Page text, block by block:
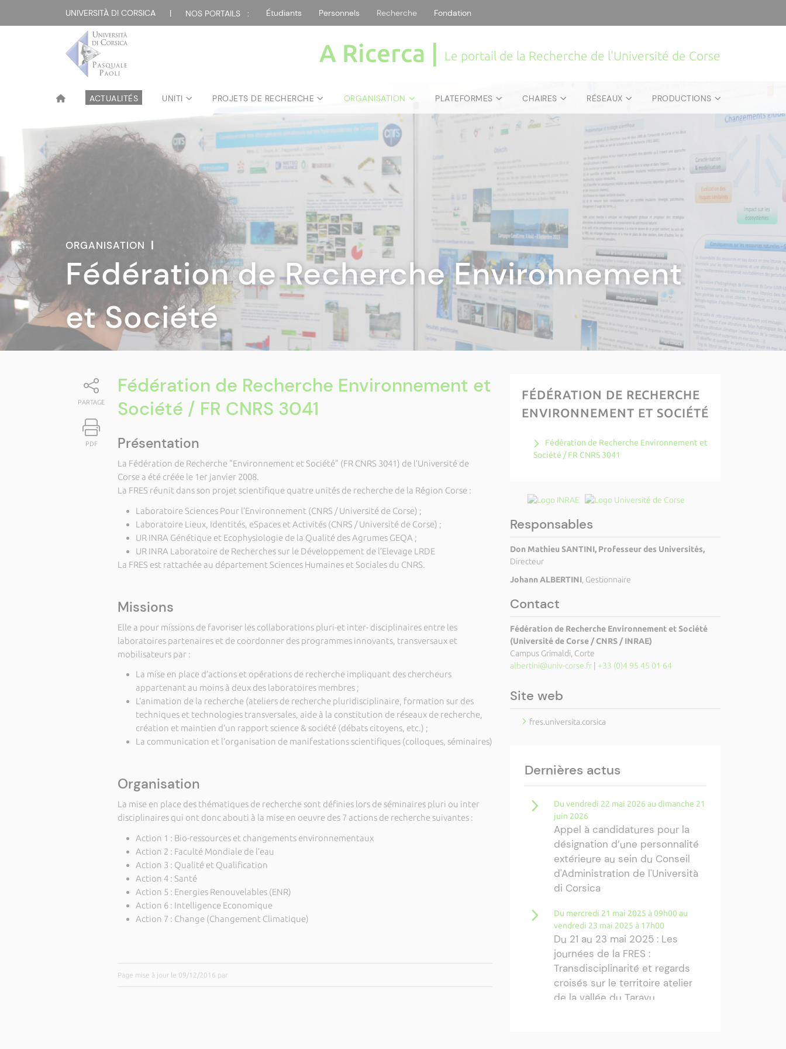
UNIVERSITÀ DI CORSICA | NOS PORTAILS : Étudiants Personnels Recherche Fondation
A Ricerca | Le portail de la Recherche de l'Université de Corse
ACTUALITÉS UNITI PROJETS DE RECHERCHE ORGANISATION PLATEFORMES CHAIRES RÉSEAUX PRODUCTIONS
ORGANISATION |
Fédération de Recherche Environnement
et Société
PARTAGE
PDF
Fédération de Recherche Environnement et
Société / FR CNRS 3041
Présentation
La Fédération de Recherche "Environnement et Société" (FR CNRS 3041) de l’Université de
Corse a été créée le 1er janvier 2008.
La FRES réunit dans son projet scientifique quatre unités de recherche de la Région Corse :
Laboratoire Sciences Pour l’Environnement (CNRS / Université de Corse) ;
Laboratoire Lieux, Identités, eSpaces et Activités (CNRS / Université de Corse) ;
UR INRA Génétique et Ecophysiologie de la Qualité des Agrumes GEQA ;
UR INRA Laboratoire de Recherches sur le Développement de l’Elevage LRDE
La FRES est rattachée au département Sciences Humaines et Sociales du CNRS.
Missions
Elle a pour missions de favoriser les collaborations pluri-et inter- disciplinaires entre les
laboratoires partenaires et de coordonner des programmes innovants, transversaux et
mobilisateurs par :
La mise en place d’actions et opérations de recherche impliquant des chercheurs
appartenant au moins à deux des laboratoires membres ;
L’animation de la recherche (ateliers de recherche pluridisciplinaire, formation sur des
techniques et technologies transversales, aide à la constitution de réseaux de recherche,
création et maintien d’un rapport science & société (débats citoyens, etc.) ;
La communication et l’organisation de manifestations scientifiques (colloques, séminaires)
Organisation
La mise en place des thématiques de recherche sont définies lors de séminaires pluri ou inter
disciplinaires qui ont donc abouti à la mise en oeuvre des 7 actions de recherche suivantes :
Action 1 : Bio-ressources et changements environnementaux
Action 2 : Faculté Mondiale de l’eau
Action 3 : Qualité et Qualification
Action 4 : Santé
Action 5 : Energies Renouvelables (ENR)
Action 6 : Intelligence Economique
Action 7 : Change (Changement Climatique)
Page mise à jour le 09/12/2016 par
FÉDÉRATION DE RECHERCHE
ENVIRONNEMENT ET SOCIÉTÉ
Fédération de Recherche Environnement et
Société / FR CNRS 3041
Responsables
Don Mathieu SANTINI, Professeur des Universités,
Directeur
Johann ALBERTINI, Gestionnaire
Contact
Fédération de Recherche Environnement et Société
(Université de Corse / CNRS / INRAE)
Campus Grimaldi, Corte
albertini@univ-corse.fr| +33 (0)4 95 45 01 64
Site web
fres.universita.corsica
Dernières actus
Du vendredi 22 mai 2026 au dimanche 21
juin 2026
Appel à candidatures pour la
désignation d’une personnalité
extérieure au sein du Conseil
d'Administration de l'Università
di Corsica
Du mercredi 21 mai 2025 à 09h00 au
vendredi 23 mai 2025 à 17h00
Du 21 au 23 mai 2025 : Les
journées de la FRES :
Transdisciplinarité et regards
croisés sur le territoire atelier
de la vallée du Taravu